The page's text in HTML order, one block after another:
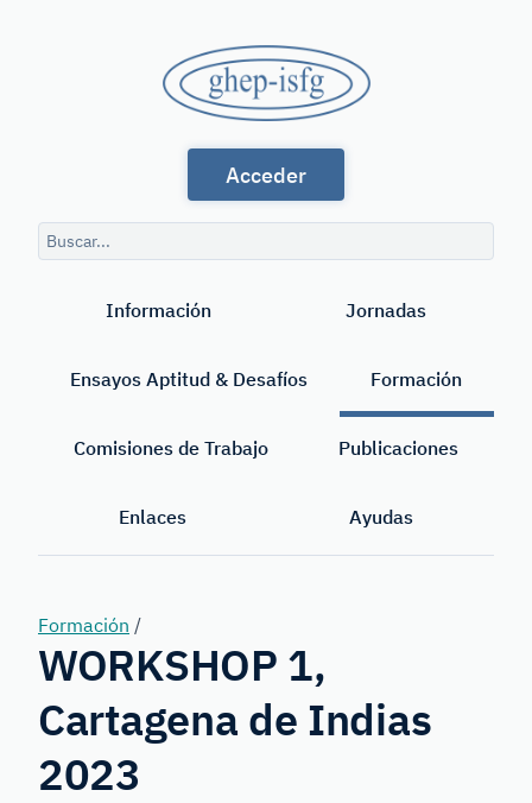
GHEP
-
ISFG
Habla
Española
International
Forensic
Acceder
Consulta
de
Información Jornadas
Ensayos Aptitud & Desafíos Formación
Comisiones de Trabajo Publicaciones
Enlaces Ayudas
Formación /
WORKSHOP 1,
Cartagena de Indias
2023